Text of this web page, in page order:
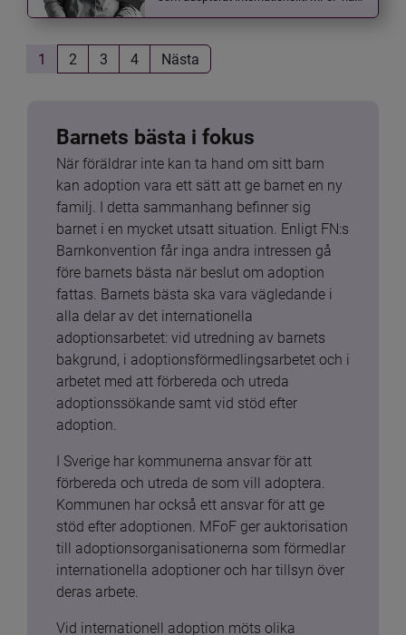
1 2 3 4 Nästa
Barnets bästa i fokus
När föräldrar inte kan ta hand om sitt barn
kan adoption vara ett sätt att ge barnet en ny
familj. I detta sammanhang befinner sig
barnet i en mycket utsatt situation. Enligt FN:s
Barnkonvention får inga andra intressen gå
före barnets bästa när beslut om adoption
fattas. Barnets bästa ska vara vägledande i
alla delar av det internationella
adoptionsarbetet: vid utredning av barnets
bakgrund, i adoptionsförmedlingsarbetet och i
arbetet med att förbereda och utreda
adoptionssökande samt vid stöd efter
adoption.
I Sverige har kommunerna ansvar för att
förbereda och utreda de som vill adoptera.
Kommunen har också ett ansvar för att ge
stöd efter adoptionen. MFoF ger auktorisation
till adoptionsorganisationerna som förmedlar
internationella adoptioner och har tillsyn över
deras arbete.
Vid internationell adoption möts olika